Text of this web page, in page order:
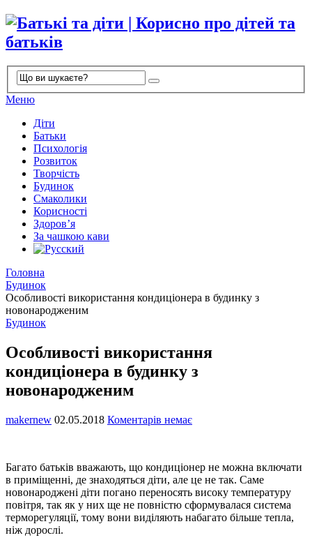
Меню
Діти
Батьки
Психологія
Розвиток
Творчість
Будинок
Смаколики
Корисності
Здоров’я
За чашкою кави
Головна
Будинок
Особливості використання кондиціонера в будинку з
новонародженим
Будинок
Особливості використання
кондиціонера в будинку з
новонародженим
makernew 02.05.2018 Коментарів немає
Багато батьків вважають, що кондиціонер не можна включати
в приміщенні, де знаходяться діти, але це не так. Саме
новонароджені діти погано переносять високу температуру
повітря, так як у них ще не повністю сформувалася система
терморегуляції, тому вони виділяють набагато більше тепла,
ніж дорослі.